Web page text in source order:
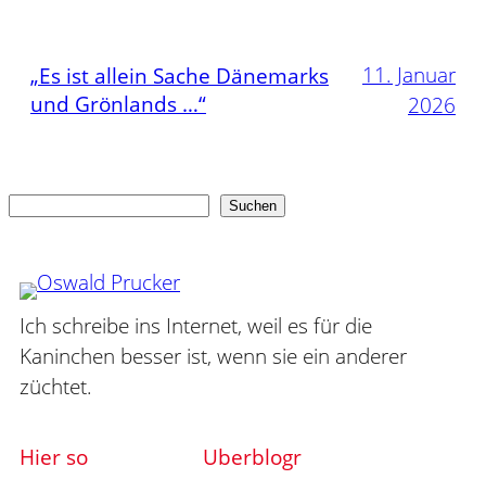
„Es ist allein Sache Dänemarks
und Grönlands …“
11. Januar
2026
Suchen Suchen
Ich schreibe ins Internet, weil es für die
Kaninchen besser ist, wenn sie ein anderer
züchtet.
Hier so Uberblogr